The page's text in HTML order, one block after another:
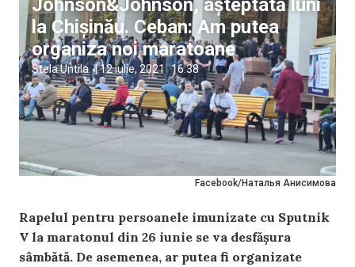
Facebook/Наталья Анисимова
Johnson&Johnson, așteptată luni
la Chișinău. Ceban: Am putea
organiza noi maratoane
Stela Untila |12 iulie, 2021 16:38
Rapelul pentru persoanele imunizate cu Sputnik
V la maratonul din 26 iunie se va desfășura
sâmbătă. De asemenea, ar putea fi organizate